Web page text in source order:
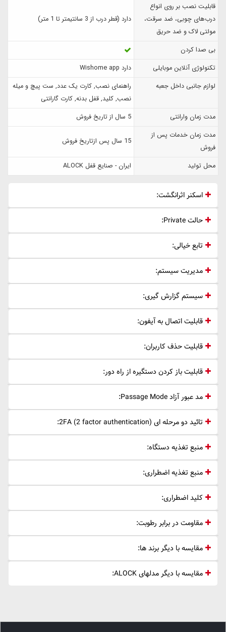
قابلیت نصب بر روی انواع
درب‌های چوبی، ضد سرقت،
مولتی لاک و ضد حریق
دارد (قطر درب از 3 سانتیمتر تا 1 متر)
بی صدا کردن
تکنولوژی آنلاین موبایلی
دارد Wishome app
لوازم جانبی داخل جعبه
راهنمای نصب, کارت یک عدد, ست پیچ و میله
نصب, کلید, قفل بدنه, کارت گارانتی
مدت زمان وارانتی
5 سال از تاریخ فروش
مدت زمان خدمات پس از
فروش
15 سال پس ازتاریخ فروش
محل تولید ایران - صنایع قفل ALOCK
اسکنر اثرانگشت:
حالت Private:
تابع خیالی:
مدیریت سیستم:
سیستم گزارش گیری:
قابلیت اتصال به آیفون:
قابلیت حذف کاربران:
قابلیت باز کردن دستگیره از راه دور:
مد عبور آزاد Passage Mode:
تائید دو مرحله ای 2FA (2 factor authentication):
منبع تغذیه دستگاه:
منبع تغذیه اضطراری:
کلید اضطراری:
مقاومت در برابر رطوبت:
مقایسه با دیگر برند ها:
مقایسه با دیگر مدلهای ALOCK: